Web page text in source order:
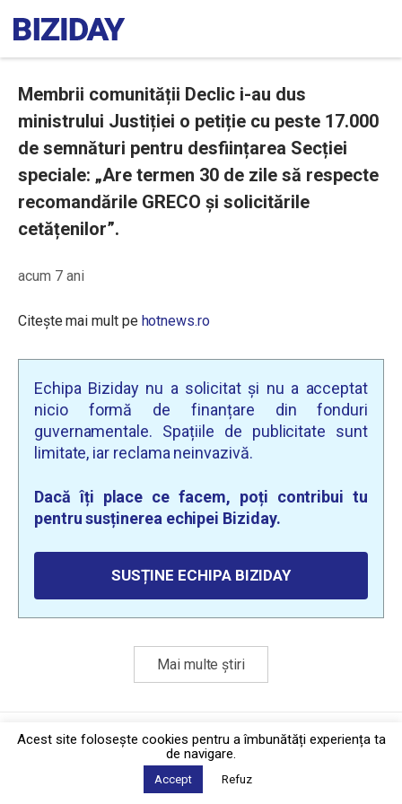
Membrii comunității Declic i-au dus
ministrului Justiției o petiție cu peste 17.000
de semnături pentru desființarea Secției
speciale: „Are termen 30 de zile să respecte
recomandările GRECO și solicitările
cetățenilor”.
acum 7 ani
Citește mai mult pe hotnews.ro
Echipa Biziday nu a solicitat și nu a acceptat
nicio formă de finanțare din fonduri
guvernamentale. Spațiile de publicitate sunt
limitate, iar reclama neinvazivă.
Dacă îți place ce facem, poți contribui tu
pentru susținerea echipei Biziday.
SUSȚINE ECHIPA BIZIDAY
Mai multe știri
Politica de confidențialitate·Contact
2026 © Biziday
Acest site foloseşte cookies pentru a îmbunătăți experiența ta
de navigare.
Accept Refuz